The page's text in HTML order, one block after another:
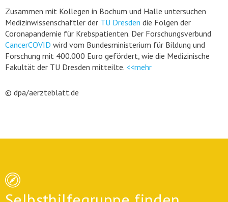
Zusammen mit Kollegen in Bochum und Halle untersuchen
Medizin­wissenschaftler der TU Dresden die Folgen der
Coronapandemie für Krebspatienten. Der Forschungsverbund
CancerCOVID wird vom Bundesministerium für Bildung und
Forschung mit 400.000 Euro gefördert, wie die Medizinische
Fakultät der TU Dresden mitteilte. <<mehr
© dpa/aerzteblatt.de